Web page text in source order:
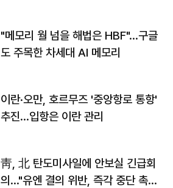
"메모리 월 넘을 해법은 HBF"…구글
도 주목한 차세대 AI 메모리
이란·오만, 호르무즈 '중앙항로 통항'
추진…입항은 이란 관리
靑, 北 탄도미사일에 안보실 긴급회
의…"유엔 결의 위반, 즉각 중단 촉